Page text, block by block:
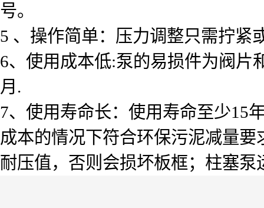
号。
5 、操作简单：压力调整只需拧紧
6、使用成本低:泵的易损件为阀片
月.
7、使用寿命长：使用寿命至少15
成本的情况下符合环保污泥减量
耐压值，否则会损坏板框；柱塞